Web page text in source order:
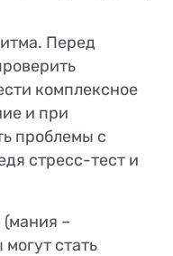
Перед
комплексное
и при
проблемы с
стресс-тест и
–
стать